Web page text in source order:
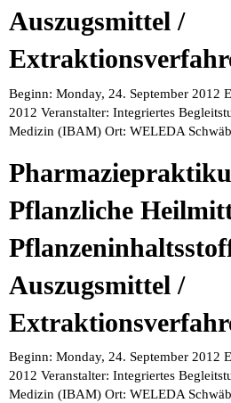
Auszugsmittel /
Beginn: Monday, 24. September 2012
2012 Veranstalter: Integriertes
Medizin (IBAM) Ort: WELEDA
Pflanzliche
Auszugsmittel /
Beginn: Monday, 24. September 2012
2012 Veranstalter: Integriertes
Medizin (IBAM) Ort: WELEDA